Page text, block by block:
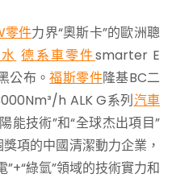
零件力界“奧斯卡”的歐洲聰
德系車零件smarter E
公布。福斯零件隆基BC二
h ALK G系列汽車
能技術”和“全球杰出項目”
項的中國清潔動力企業，
”+“綠氫”領域的技術實力和